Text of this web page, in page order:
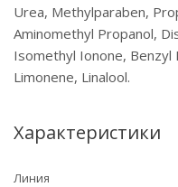
Urea, Methylparaben,
Aminomethyl Propanol,
Isomethyl Ionone, Benzyl
Limonene, Linalool.
Характеристики
Линия